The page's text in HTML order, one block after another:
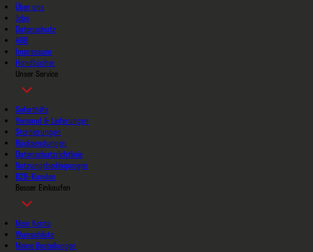
Über uns
Jobs
Datenschutz
AGB
Impressum
Handbücher
Unser Service
Soforthilfe
Versand & Lieferungen
Stornierungen
Rücksendungen
Datenschutzrichtlinie
Nutzungsbedingungen
B2B-Kunden
Besser Einkaufen
Mein Konto
Wunschliste
Meine Bestellungen